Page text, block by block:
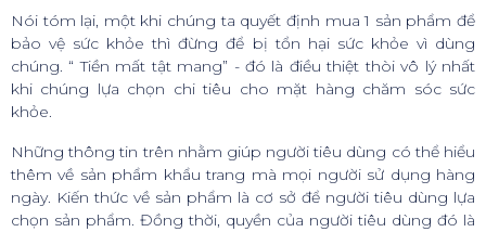
Nói tóm lại, một khi chúng ta quyết định mua 1 sản phẩm để
bảo vệ sức khỏe thì đừng để bị tổn hại sức khỏe vì dùng
chúng. “ Tiền mất tật mang” - đó là điều thiệt thòi vô lý nhất
khi chúng lựa chọn chi tiêu cho mặt hàng chăm sóc sức
khỏe.
Những thông tin trên nhằm giúp người tiêu dùng có thể hiểu
thêm về sản phẩm khẩu trang mà mọi người sử dụng hàng
ngày. Kiến thức về sản phẩm là cơ sở để người tiêu dùng lựa
chọn sản phẩm. Đồng thời, quyền của người tiêu dùng đó là